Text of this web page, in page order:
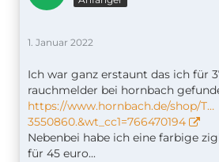
1. Januar 2022
Ich war ganz erstaunt das ich für
rauchmelder bei hornbach
https://www.hornbach.de/shop/T…
3550860.&wt_cc1=766470194
Nebenbei habe ich eine farbige
für 45 euro...